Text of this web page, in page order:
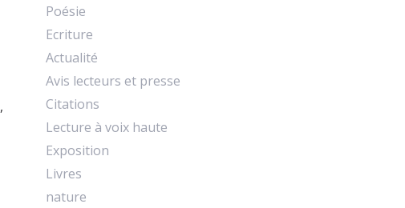
,
Poésie
Ecriture
Actualité
Avis lecteurs et presse
Citations
Lecture à voix haute
Exposition
Livres
nature